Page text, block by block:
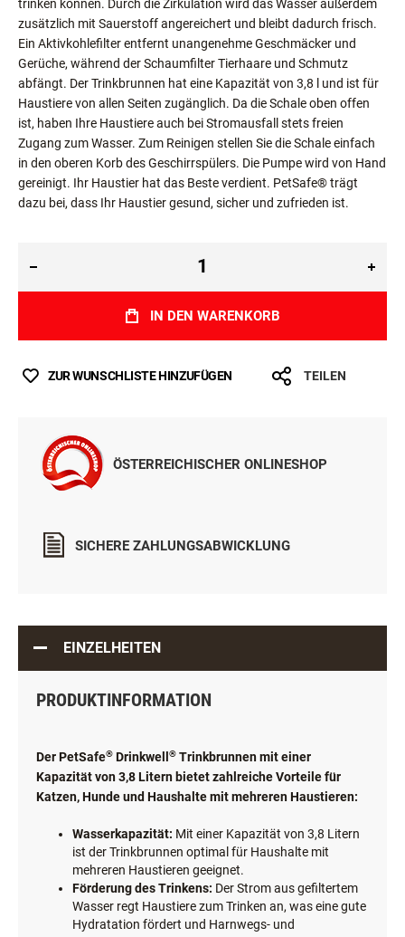
trinken können. Durch die Zirkulation wird das Wasser außerdem
zusätzlich mit Sauerstoff angereichert und bleibt dadurch frisch.
Ein Aktivkohlefilter entfernt unangenehme Geschmäcker und
Gerüche, während der Schaumfilter Tierhaare und Schmutz
abfängt. Der Trinkbrunnen hat eine Kapazität von 3,8 l und ist für
Haustiere von allen Seiten zugänglich. Da die Schale oben offen
ist, haben Ihre Haustiere auch bei Stromausfall stets freien
Zugang zum Wasser. Zum Reinigen stellen Sie die Schale einfach
in den oberen Korb des Geschirrspülers. Die Pumpe wird von Hand
gereinigt. Ihr Haustier hat das Beste verdient. PetSafe® trägt
dazu bei, dass Ihr Haustier gesund, sicher und zufrieden ist.
IN DEN WARENKORB
ZUR WUNSCHLISTE HINZUFÜGEN TEILEN
ÖSTERREICHISCHER ONLINESHOP
SICHERE ZAHLUNGSABWICKLUNG
EINZELHEITEN
PRODUKTINFORMATION
Der PetSafe® Drinkwell®
Trinkbrunnen mit einer
Kapazität von 3,8 Litern bietet zahlreiche Vorteile für
Katzen, Hunde und Haushalte mit mehreren Haustieren:
Wasserkapazität: Mit einer Kapazität von 3,8 Litern
ist der Trinkbrunnen optimal für Haushalte mit
mehreren Haustieren geeignet.
Förderung des Trinkens: Der Strom aus gefiltertem
Wasser regt Haustiere zum Trinken an, was eine gute
Hydratation fördert und Harnwegs- und